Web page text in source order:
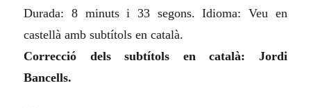
Durada: 8 minuts i 33 segons. Idioma: Veu en
castellà amb subtítols en català.
Correcció dels subtítols en català: Jordi
Bancells.